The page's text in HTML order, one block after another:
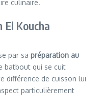
culinaire.
Koucha
par sa préparation au
batbout qui se cuit
différence de cuisson lui
particulièrement